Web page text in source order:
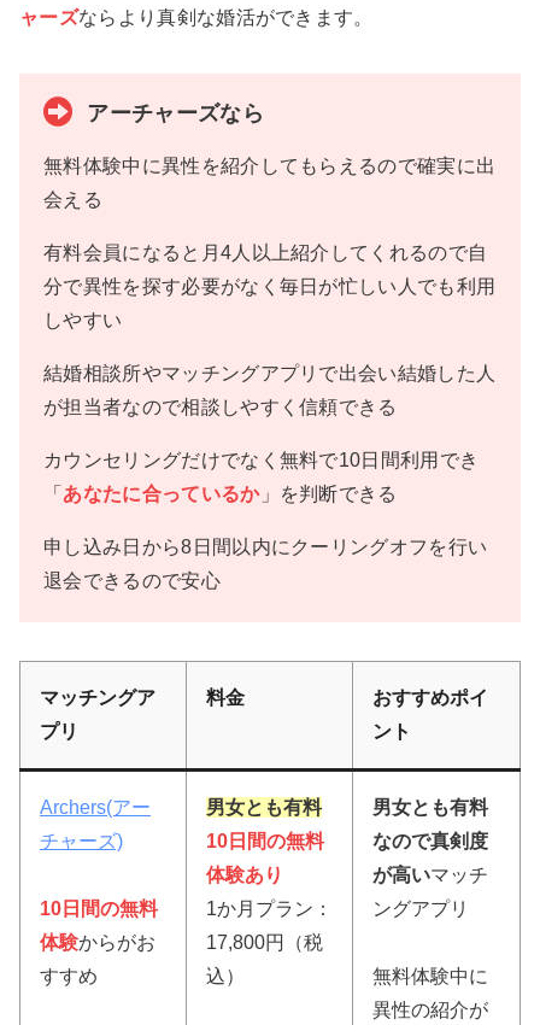
ャーズならより真剣な婚活ができます。
アーチャーズなら
無料体験中に異性を紹介してもらえるので確実に出
会える
有料会員になると月4人以上紹介してくれるので自
分で異性を探す必要がなく毎日が忙しい人でも利用
しやすい
結婚相談所やマッチングアプリで出会い結婚した人
が担当者なので相談しやすく信頼できる
カウンセリングだけでなく無料で10日間利用でき
「 あなたに合っているか」を判断できる
申し込み日から8日間以内にクーリングオフを行い
退会できるので安心
マッチングア
プリ
料金
おすすめポイ
ント
Archers(アー
チャーズ)
10日間の無料
体験からがお
すすめ
男女とも有料
10日間の無料
体験あり
1か月プラン：
17,800円（税
込）
男女とも有料
なので真剣度
が高いマッチ
ングアプリ
無料体験中に
異性の紹介が